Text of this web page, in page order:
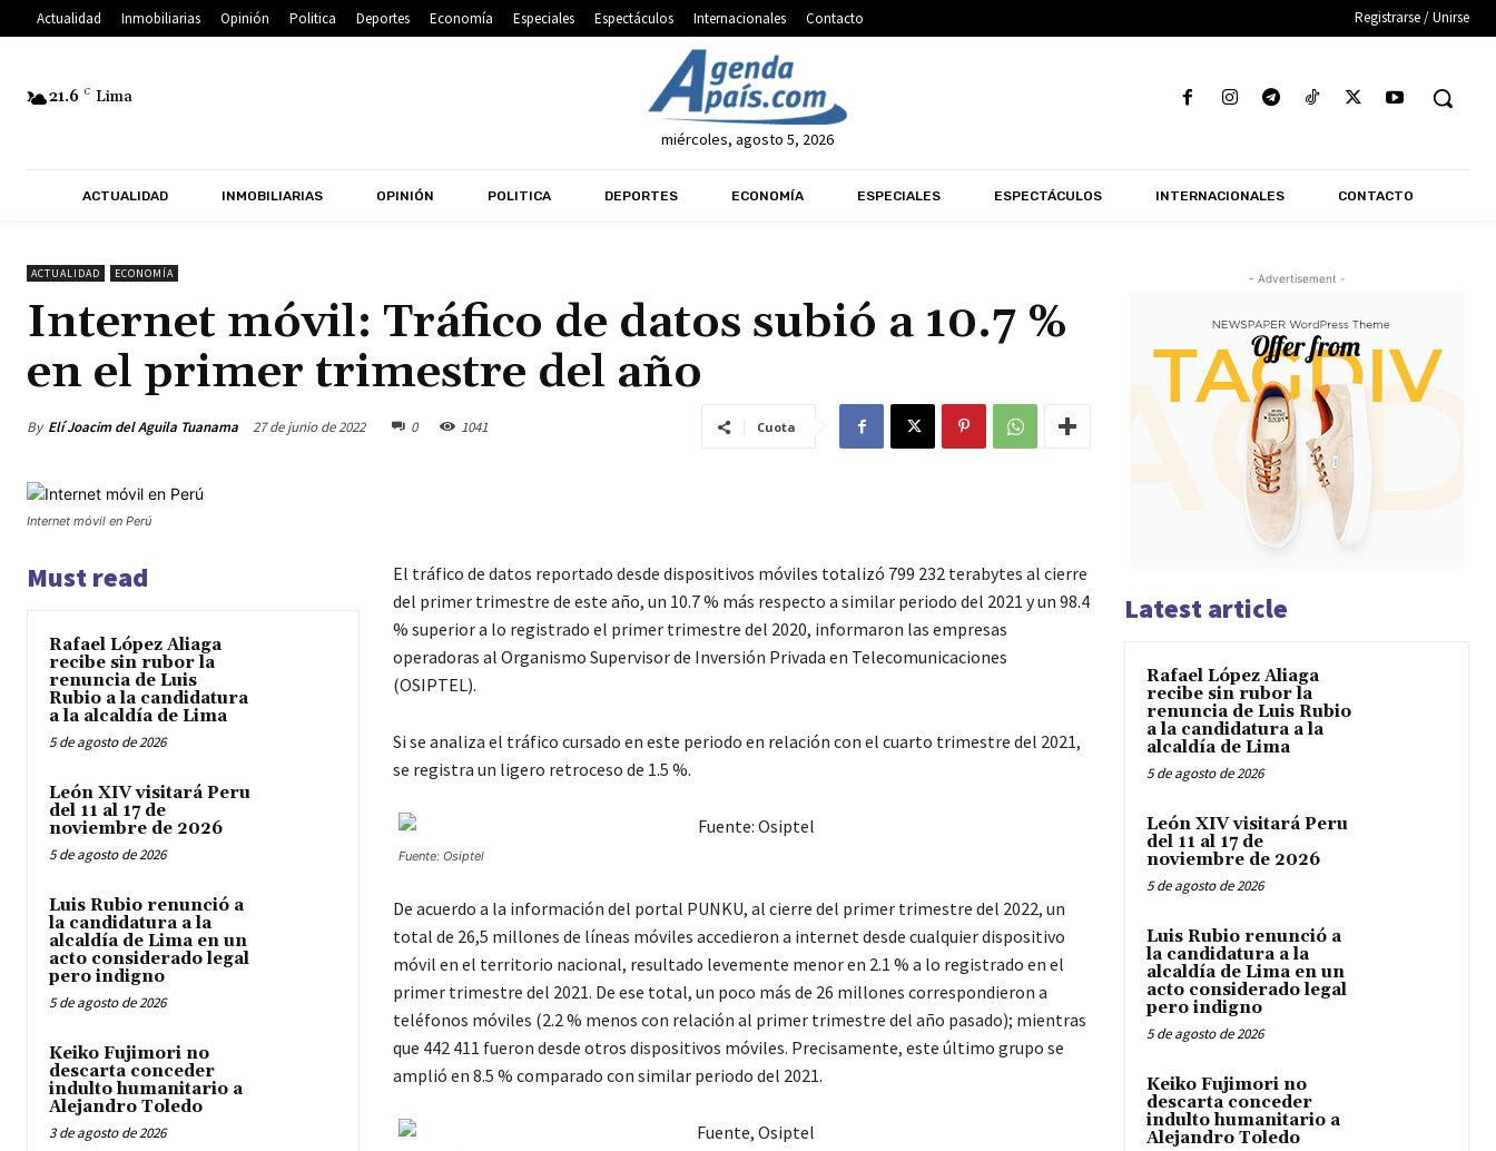
Actualidad Inmobiliarias Opinión Politica Deportes Economía Especiales Espectáculos Internacionales Contacto Registrarse / Unirse
21.6 C Lima
miércoles, agosto 5, 2026
ACTUALIDAD INMOBILIARIAS OPINIÓN POLITICA DEPORTES ECONOMÍA ESPECIALES ESPECTÁCULOS INTERNACIONALES CONTACTO
ACTUALIDAD ECONOMÍA
Internet móvil: Tráfico de datos subió a 10.7 %
en el primer trimestre del año
By Elí Joacim del Aguila Tuanama 27 de junio de 2022 0 1041 Cuota
Internet móvil en Perú
Must read
Rafael López Aliaga
recibe sin rubor la
renuncia de Luis
Rubio a la candidatura
a la alcaldía de Lima
5 de agosto de 2026
León XIV visitará Peru
del 11 al 17 de
noviembre de 2026
5 de agosto de 2026
Luis Rubio renunció a
la candidatura a la
alcaldía de Lima en un
acto considerado legal
pero indigno
5 de agosto de 2026
Keiko Fujimori no
descarta conceder
indulto humanitario a
Alejandro Toledo
3 de agosto de 2026
El tráfico de datos reportado desde dispositivos móviles totalizó 799 232 terabytes al cierre
del primer trimestre de este año, un 10.7 % más respecto a similar periodo del 2021 y un 98.4
% superior a lo registrado el primer trimestre del 2020, informaron las empresas
operadoras al Organismo Supervisor de Inversión Privada en Telecomunicaciones
(OSIPTEL).
Si se analiza el tráfico cursado en este periodo en relación con el cuarto trimestre del 2021,
se registra un ligero retroceso de 1.5 %.
Fuente: Osiptel
De acuerdo a la información del portal PUNKU, al cierre del primer trimestre del 2022, un
total de 26,5 millones de líneas móviles accedieron a internet desde cualquier dispositivo
móvil en el territorio nacional, resultado levemente menor en 2.1 % a lo registrado en el
primer trimestre del 2021. De ese total, un poco más de 26 millones correspondieron a
teléfonos móviles (2.2 % menos con relación al primer trimestre del año pasado); mientras
que 442 411 fueron desde otros dispositivos móviles. Precisamente, este último grupo se
amplió en 8.5 % comparado con similar periodo del 2021.
- Advertisement -
Latest article
Rafael López Aliaga
recibe sin rubor la
renuncia de Luis Rubio
a la candidatura a la
alcaldía de Lima
5 de agosto de 2026
León XIV visitará Peru
del 11 al 17 de
noviembre de 2026
5 de agosto de 2026
Luis Rubio renunció a
la candidatura a la
alcaldía de Lima en un
acto considerado legal
pero indigno
5 de agosto de 2026
Keiko Fujimori no
descarta conceder
indulto humanitario a
Alejandro Toledo